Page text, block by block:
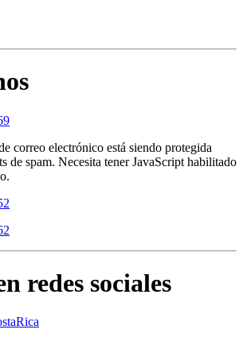
correo electrónico está siendo protegida
de spam. Necesita tener JavaScript habilitado
redes sociales